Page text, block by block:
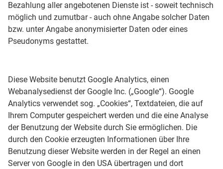
Bezahlung aller angebotenen Dienste ist - soweit technisch
möglich und zumutbar - auch ohne Angabe solcher Daten
bzw. unter Angabe anonymisierter Daten oder eines
Pseudonyms gestattet.
Diese Website benutzt Google Analytics, einen
Webanalysedienst der Google Inc. („Google“). Google
Analytics verwendet sog. „Cookies“, Textdateien, die auf
Ihrem Computer gespeichert werden und die eine Analyse
der Benutzung der Website durch Sie ermöglichen. Die
durch den Cookie erzeugten Informationen über Ihre
Benutzung dieser Website werden in der Regel an einen
Server von Google in den USA übertragen und dort